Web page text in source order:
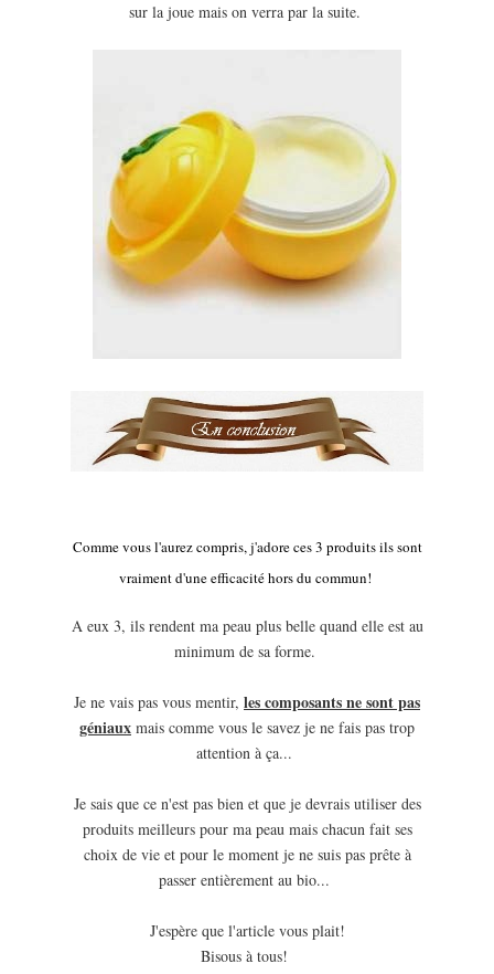
sur la joue mais on verra par la suite.
Comme vous l'aurez compris, j'adore ces 3 produits ils sont
vraiment d'une efficacité hors du commun!
A eux 3, ils rendent ma peau plus belle quand elle est au
minimum de sa forme.
Je ne vais pas vous mentir, les composants ne sont pas
géniaux mais comme vous le savez je ne fais pas trop
attention à ça...
Je sais que ce n'est pas bien et que je devrais utiliser des
produits meilleurs pour ma peau mais chacun fait ses
choix de vie et pour le moment je ne suis pas prête à
passer entièrement au bio...
J'espère que l'article vous plait!
Bisous à tous!